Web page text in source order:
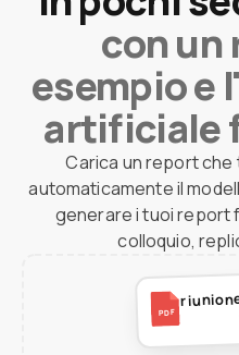
con un
esempio e
artificiale
Carica un report che
automaticamente il
generare i tuoi report
colloquio,
PDF